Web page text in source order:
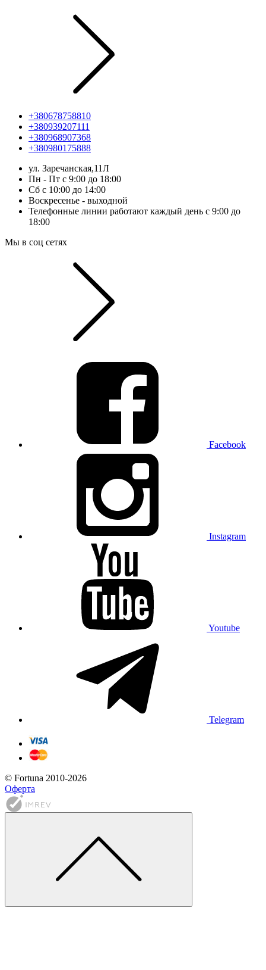
+380678758810
+380939207111
+380968907368
+380980175888
ул. Заречанская,11Л
Пн - Пт с 9:00 до 18:00
Сб с 10:00 до 14:00
Воскресенье - выходной
Телефонные линии работают каждый день с 9:00 до
18:00
Мы в соц сетях
Facebook
Instagram
Youtube
Telegram
© Fortuna 2010-2026
Оферта